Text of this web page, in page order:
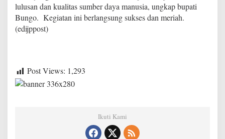
lulusan dan kualitas sumber daya manusia, ungkap bupati
Bungo. Kegiatan ini berlangsung sukses dan meriah.
(edijppost)
Post Views: 1,293
Ikuti Kami